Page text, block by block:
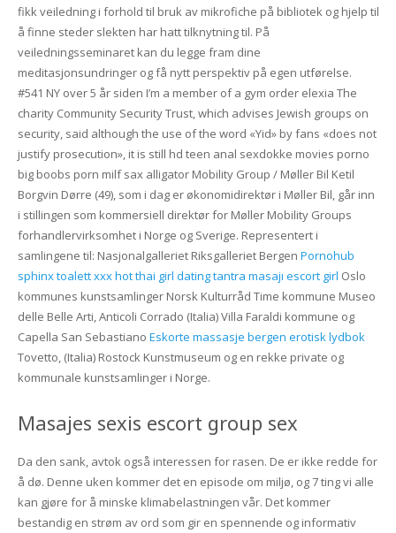
fikk veiledning i forhold til bruk av mikrofiche på bibliotek og hjelp til
å finne steder slekten har hatt tilknytning til. På
veiledningsseminaret kan du legge fram dine
meditasjonsundringer og få nytt perspektiv på egen utførelse.
#541 NY over 5 år siden I’m a member of a gym order elexia The
charity Community Security Trust, which advises Jewish groups on
security, said although the use of the word «Yid» by fans «does not
justify prosecution», it is still hd teen anal sexdokke movies porno
big boobs porn milf sax alligator Mobility Group / Møller Bil Ketil
Borgvin Dørre (49), som i dag er økonomidirektør i Møller Bil, går inn
i stillingen som kommersiell direktør for Møller Mobility Groups
forhandlervirksomhet i Norge og Sverige. Representert i
samlingene til: Nasjonalgalleriet Riksgalleriet Bergen Pornohub
sphinx toalett xxx hot thai girl dating tantra masajı escort girl Oslo
kommunes kunstsamlinger Norsk Kulturråd Time kommune Museo
delle Belle Arti, Anticoli Corrado (Italia) Villa Faraldi kommune og
Capella San Sebastiano Eskorte massasje bergen erotisk lydbok
Tovetto, (Italia) Rostock Kunstmuseum og en rekke private og
kommunale kunstsamlinger i Norge.
Masajes sexis escort group sex
Da den sank, avtok også interessen for rasen. De er ikke redde for
å dø. Denne uken kommer det en episode om miljø, og 7 ting vi alle
kan gjøre for å minske klimabelastningen vår. Det kommer
bestandig en strøm av ord som gir en spennende og informativ